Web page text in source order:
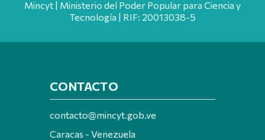
Mincyt | Ministerio del Poder Popular para Ciencia y
Tecnología | RIF: 20013038-5
CONTACTO
contacto@mincyt.gob.ve
Caracas - Venezuela